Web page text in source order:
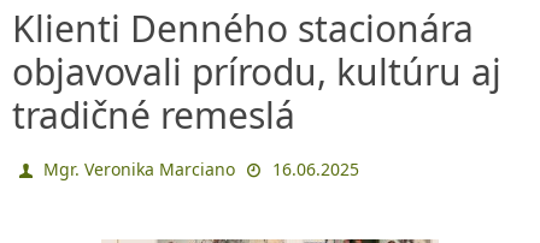
Klienti Denného stacionára
objavovali prírodu, kultúru aj
tradičné remeslá
Mgr. Veronika Marciano 16.06.2025